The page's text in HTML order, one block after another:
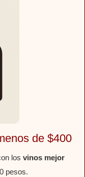
de $400
los vinos mejor
pesos.